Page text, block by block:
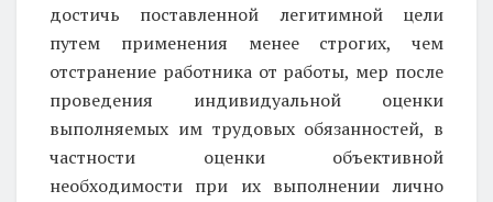
достичь поставленной легитимной цели
путем применения менее строгих, чем
отстранение работника от работы, мер после
проведения индивидуальной оценки
выполняемых им трудовых обязанностей, в
частности оценки объективной
необходимости при их выполнении лично